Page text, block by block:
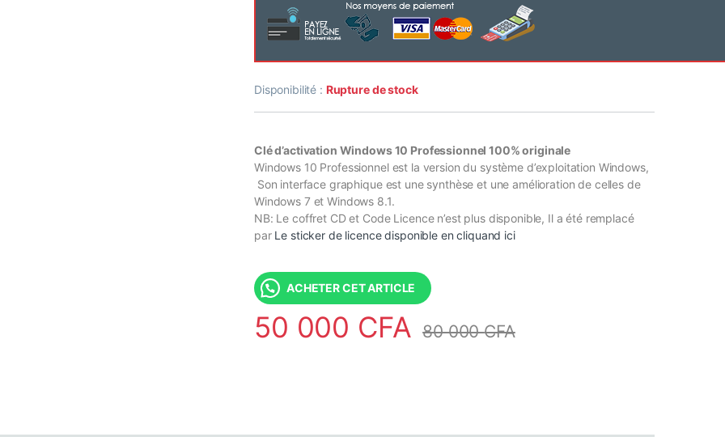
Disponibilité : Rupture de stock
Clé d’activation Windows 10 Professionnel 100% originale
Windows 10 Professionnel est la version du système d’exploitation Windows,
Son interface graphique est une synthèse et une amélioration de celles de
Windows 7 et Windows 8.1.
NB: Le coffret CD et Code Licence n’est plus disponible, Il a été remplacé
parLe sticker de licence disponible en cliquand ici
ACHETER CET ARTICLE
50 000 CFA 80 000CFA